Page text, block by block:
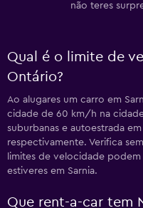
não teres
Qual é o limite de
Ontário?
Ao alugares um carro em
cidade de 60 km/h na
suburbanas e autoestrada
respectivamente. Verifica
limites de velocidade
estiveres em Sarnia.
Que rent-a-car tem